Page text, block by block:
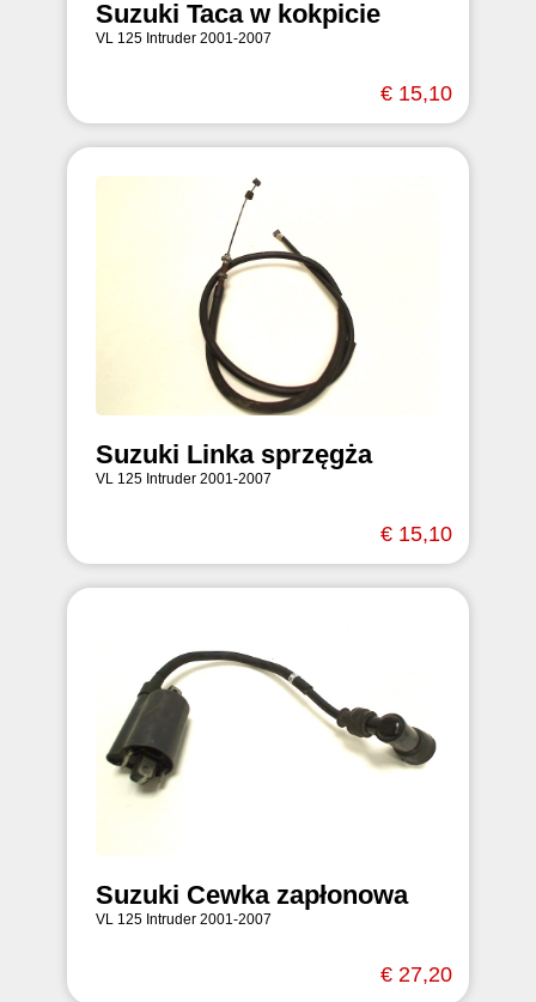
Suzuki Taca w kokpicie
VL 125 Intruder 2001-2007
€ 15,10
Suzuki Linka sprzęgża
VL 125 Intruder 2001-2007
€ 15,10
Suzuki Cewka zapłonowa
VL 125 Intruder 2001-2007
€ 27,20